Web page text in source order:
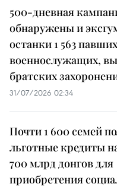
500-дневная
обнаружены и
останки 1 563 павших
военнослужащих,
братских
31/07/2026 02:34
Почти 1 600 семей
льготные кредиты
700 млрд донгов для
приобретения